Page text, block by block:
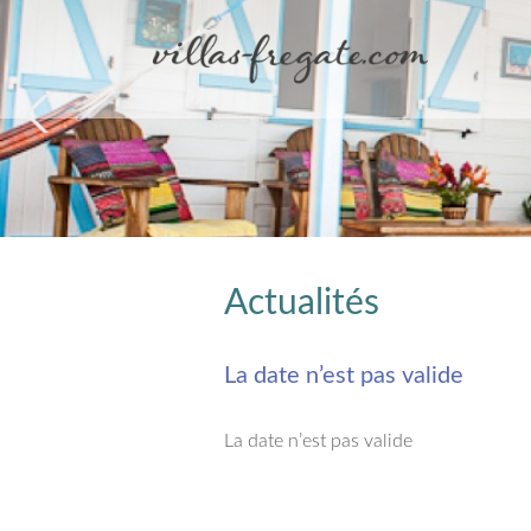
Actualités
La date n’est pas valide
La date n’est pas valide